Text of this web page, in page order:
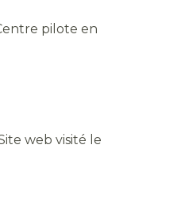
pilote en
web visité le